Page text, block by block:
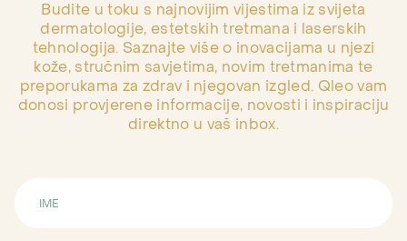
Budite u toku s najnovijim vijestima iz svijeta
dermatologije, estetskih tretmana i laserskih
tehnologija. Saznajte više o inovacijama u njezi
kože, stručnim savjetima, novim tretmanima te
preporukama za zdrav i njegovan izgled. Qleo vam
donosi provjerene informacije, novosti i inspiraciju
direktno u vaš inbox.